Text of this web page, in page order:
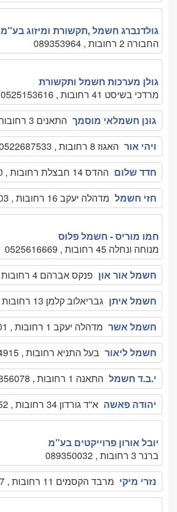
גולדנברג חשמל ,תקשורת ומיזוג בע''מ
החבורה 2 רחובות , 089353964
גולן מערכות חשמל ותקשורת
מרדכי בשיסט 41 רחובות , 0525153616
גונן חשמלאי מוסמך התאנים 3 רחובות , 089415865
ויהי אור האגוז 8 רחובות , 0522687533
חדד שלום ההדס 14 חבצלת רחובות , 089416440
חזי חשמל מדהלה יעקב 16 רחובות , 0508848703
חמו מוריס - חשמל פלוס
מנוחה ונחלה 45 רחובות , 0525616669
חשמל אור און פנקס אברהם 4 רחובות , 089361332
חשמל איתן גבריאלוב קלמן 13 רחובות , 0509070200
חשמל אשר מדהלה יעקב 1 רחובות , 089418201
חשמל ליאור בעל התניא רחובות , 0524434915
י.ב.ד חשמל התאנה 1 רחובות , 0526856078
יהודה פאשה א''ד גורדון 34 רחובות , 0505504752
יובל אורון פרוייקטים בע''מ
ברנר 3 רחובות , 089350032
נזרי מיקי מרבד הקסמים 11 רחובות , 089464137